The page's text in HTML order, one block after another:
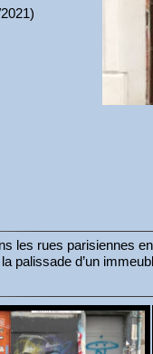
les rues parisiennes
palissade d’un